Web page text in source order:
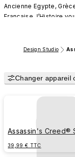
Ancienne Egypte,
Française, l’Histoire
déposées d'Ubisoft
Design Studio
Changer appareil
Assassin's Creed®
39,99 € TTC